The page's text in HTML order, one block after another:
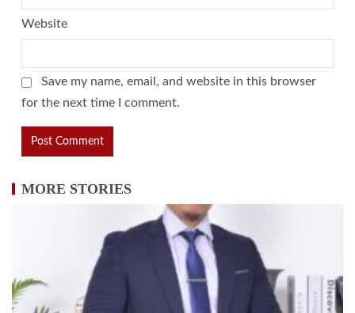
Website
Save my name, email, and website in this browser
for the next time I comment.
MORE STORIES